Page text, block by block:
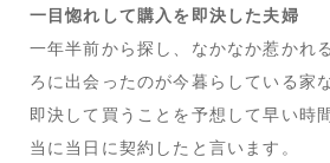
一目惚れして購入を即決した夫婦
一年半前から探し、なかなか惹かれ
ろに出会ったのが今暮らしている家
即決して買うことを予想して早い時
当に当日に契約したと言います。